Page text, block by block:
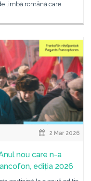
limbă română care
2 Mar 2026
nou care n-a
ediția 2026